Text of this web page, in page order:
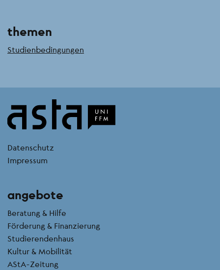
themen
Studienbedingungen
kontakt
Datenschutz
Impressum
angebote
Beratung & Hilfe
Förderung & Finanzierung
Studierendenhaus
Kultur & Mobilität
AStA-Zeitung